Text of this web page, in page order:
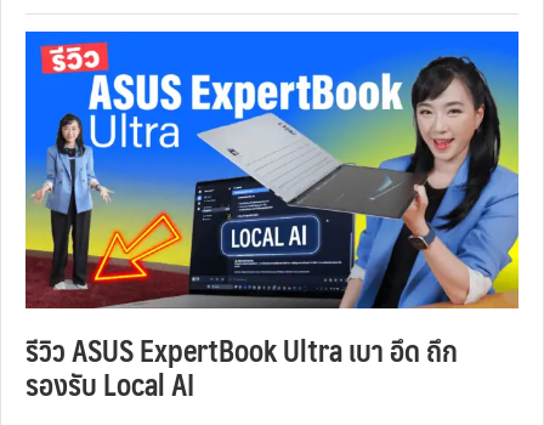
รีวิว ASUS ExpertBook Ultra เบา อึด ถึก
รองรับ Local AI